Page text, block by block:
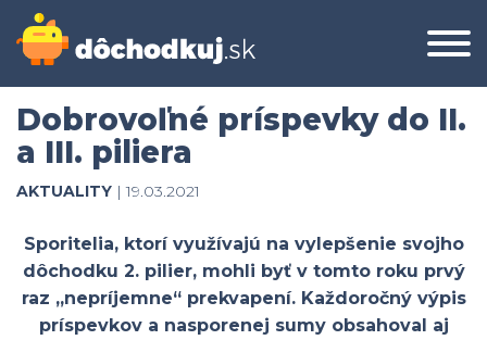
Dobrovoľné príspevky do II.
a III. piliera
AKTUALITY | 19.03.2021
Sporitelia, ktorí využívajú na vylepšenie svojho
dôchodku 2. pilier, mohli byť v tomto roku prvý
raz „nepríjemne“ prekvapení. Každoročný výpis
príspevkov a nasporenej sumy obsahoval aj